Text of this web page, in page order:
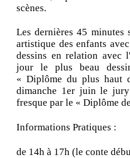
scènes.
Les dernières 45 minutes
artistique des enfants
dessins en relation avec
jour le plus beau
« Diplôme du plus haut
dimanche 1er juin le
fresque par le « Diplôme
Informations Pratiques :
de 14h à 17h (le conte